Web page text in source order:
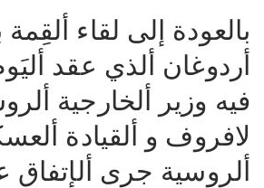
بالعودة إلى لقاء
أردوغان ألذي عقد
فيه وزير ألخارجية
لافروف و ألقيادة
ألروسية جرى ألإتفاق